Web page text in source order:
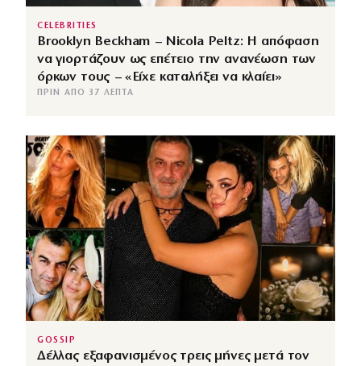
CELEBRITIES
Brooklyn Beckham – Nicola Peltz: Η απόφαση
να γιορτάζουν ως επέτειο την ανανέωση των
όρκων τους – «Είχε καταλήξει να κλαίει»
ΠΡΙΝ ΑΠΌ 37 ΛΕΠΤΆ
GOSSIP
Δέλλας εξαφανισμένος τρεις μήνες μετά τον